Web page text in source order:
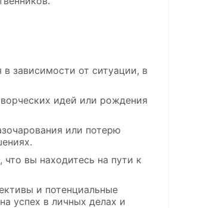
зависимости от ситуации, в
идей или рождения
или потерю
вы находитесь на пути к
и потенциальные
успех в личных делах и